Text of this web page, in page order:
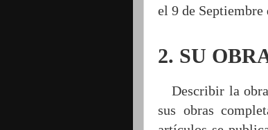
el 9 de Septiembre
2. SU
Describir la
sus obras